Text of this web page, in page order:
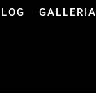
GALLERIA